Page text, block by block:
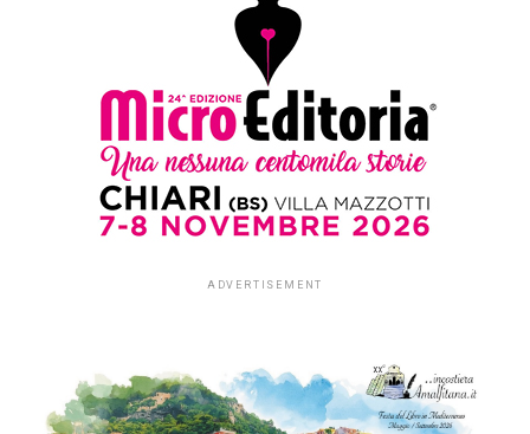
ADVERTISEMENT